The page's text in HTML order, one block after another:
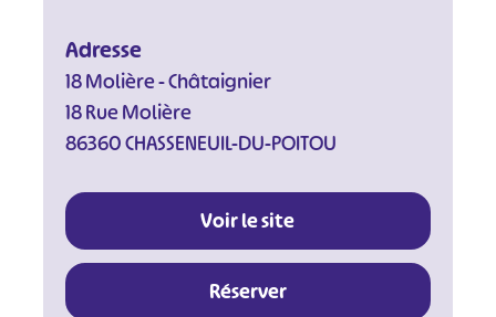
Adresse
18 Molière - Châtaignier
18 Rue Molière
86360 CHASSENEUIL-DU-POITOU
Voir le site
Réserver